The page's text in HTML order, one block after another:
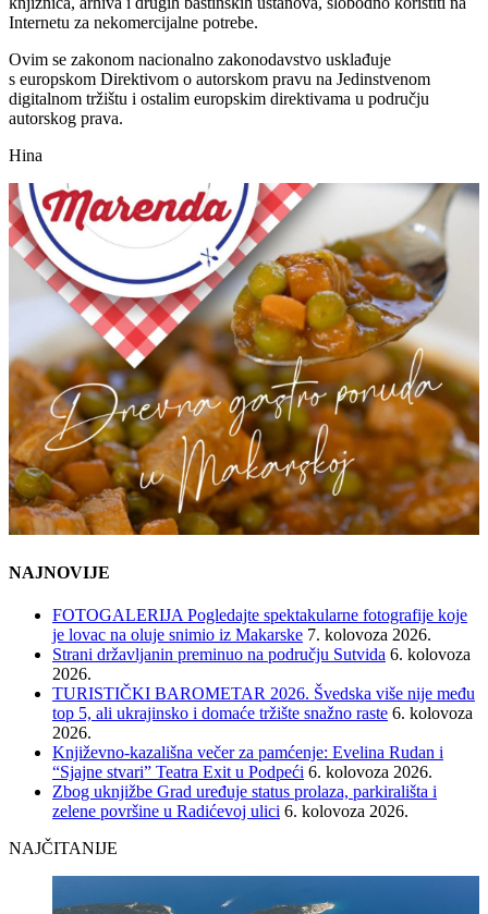
Internetu za nekomercijalne potrebe.
Ovim se zakonom nacionalno zakonodavstvo usklađuje
s europskom Direktivom o autorskom pravu na Jedinstvenom
digitalnom tržištu i ostalim europskim direktivama u području
autorskog prava.
Hina
NAJNOVIJE
FOTOGALERIJA Pogledajte spektakularne fotografije koje
je lovac na oluje snimio iz Makarske 7. kolovoza 2026.
Strani državljanin preminuo na području Sutvida 6. kolovoza
2026.
TURISTIČKI BAROMETAR 2026. Švedska više nije među
top 5, ali ukrajinsko i domaće tržište snažno raste 6. kolovoza
2026.
Književno-kazališna večer za pamćenje: Evelina Rudan i
“Sjajne stvari” Teatra Exit u Podpeći 6. kolovoza 2026.
Zbog uknjižbe Grad uređuje status prolaza, parkirališta i
zelene površine u Radićevoj ulici 6. kolovoza 2026.
NAJČITANIJE